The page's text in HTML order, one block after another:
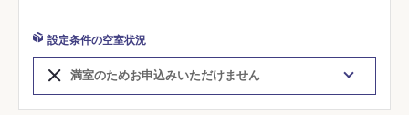
設定条件の空室状況
満室のためお申込みいただけません